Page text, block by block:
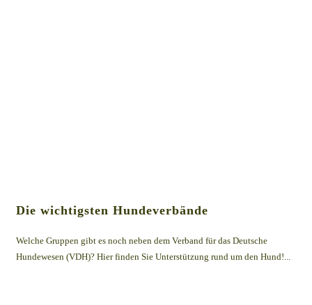
Die wichtigsten Hundeverbände
Welche Gruppen gibt es noch neben dem Verband für das Deutsche
Hundewesen (VDH)? Hier finden Sie Unterstützung rund um den Hund!...